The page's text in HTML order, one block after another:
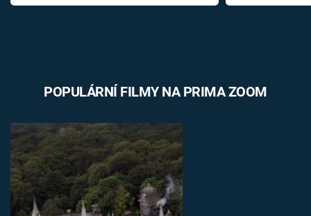
POPULÁRNÍ FILMY NA PRIMA ZOOM